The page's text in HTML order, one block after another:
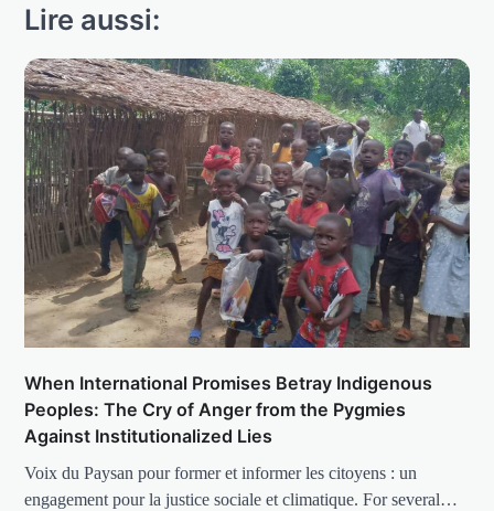
Lire aussi:
When International Promises Betray Indigenous
Peoples: The Cry of Anger from the Pygmies
Against Institutionalized Lies
Voix du Paysan pour former et informer les citoyens : un
engagement pour la justice sociale et climatique. For several…